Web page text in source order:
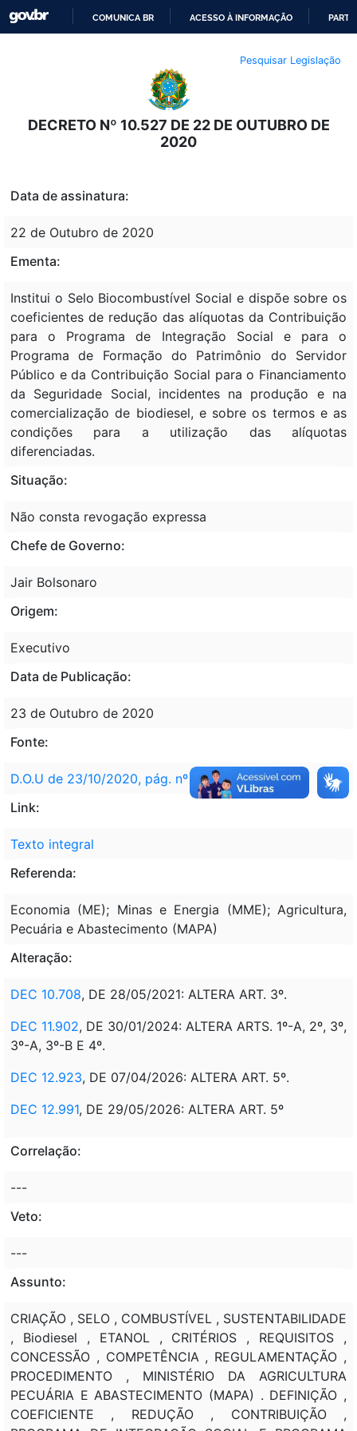
O
CONTEÚDO
COMUNICA BR ACESSO À INFORMAÇÃO
Pesquisar Legislação
DECRETO Nº 10.527 DE 22 DE OUTUBRO DE
2020
Data de assinatura:
22 de Outubro de 2020
Ementa:
Institui o Selo Biocombustível Social e dispõe sobre os
coeficientes de redução das alíquotas da Contribuição
para o Programa de Integração Social e para o
Programa de Formação do Patrimônio do Servidor
Público e da Contribuição Social para o Financiamento
da Seguridade Social, incidentes na produção e na
comercialização de biodiesel, e sobre os termos e as
condições para a utilização das alíquotas
diferenciadas.
Situação:
Não consta revogação expressa
Chefe de Governo:
Jair Bolsonaro
Origem:
Executivo
Data de Publicação:
23 de Outubro de 2020
Fonte:
D.O.U de 23/10/2020, pág. nº 2
Link:
Texto integral
Referenda:
Economia (ME); Minas e Energia (MME); Agricultura,
Pecuária e Abastecimento (MAPA)
Alteração:
DEC 10.708, DE 28/05/2021: ALTERA ART. 3º.
DEC 11.902, DE 30/01/2024: ALTERA ARTS. 1º-A, 2º, 3º,
3º-A, 3º-B E 4º.
DEC 12.923, DE 07/04/2026: ALTERA ART. 5º.
DEC 12.991, DE 29/05/2026: ALTERA ART. 5º
Correlação:
---
Veto:
---
Assunto:
CRIAÇÃO , SELO , COMBUSTÍVEL , SUSTENTABILIDADE
, Biodiesel , ETANOL , CRITÉRIOS , REQUISITOS ,
CONCESSÃO , COMPETÊNCIA , REGULAMENTAÇÃO ,
PROCEDIMENTO , MINISTÉRIO DA AGRICULTURA
PECUÁRIA E ABASTECIMENTO (MAPA) . DEFINIÇÃO ,
COEFICIENTE , REDUÇÃO , CONTRIBUIÇÃO ,